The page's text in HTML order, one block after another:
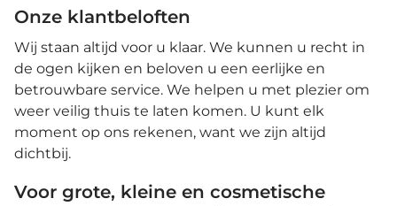
Onze klantbeloften
Wij staan altijd voor u klaar. We kunnen u recht in
de ogen kijken en beloven u een eerlijke en
betrouwbare service. We helpen u met plezier om
weer veilig thuis te laten komen. U kunt elk
moment op ons rekenen, want we zijn altijd
dichtbij.
Voor grote, kleine en cosmetische